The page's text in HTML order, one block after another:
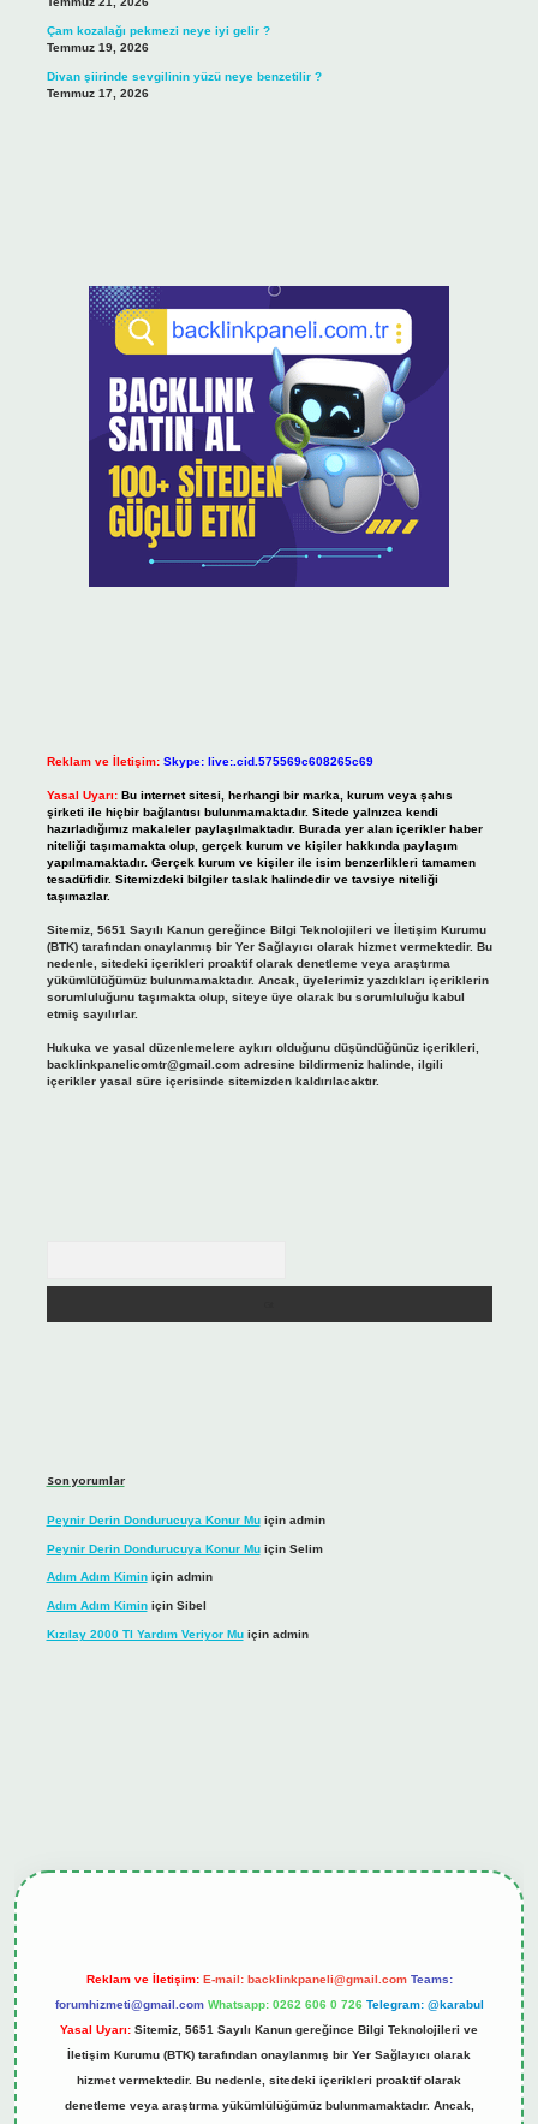
Çam kozalağı pekmezi neye iyi gelir ?
Temmuz 19, 2026
Divan şiirinde sevgilinin yüzü neye benzetilir ?
Temmuz 17, 2026
Reklam ve İletişim: Skype: live:.cid.575569c608265c69
Yasal Uyarı: Bu internet sitesi, herhangi bir marka, kurum veya şahıs
şirketi ile hiçbir bağlantısı bulunmamaktadır. Sitede yalnızca kendi
hazırladığımız makaleler paylaşılmaktadır. Burada yer alan içerikler haber
niteliği taşımamakta olup, gerçek kurum ve kişiler hakkında paylaşım
yapılmamaktadır. Gerçek kurum ve kişiler ile isim benzerlikleri tamamen
tesadüfidir. Sitemizdeki bilgiler taslak halindedir ve tavsiye niteliği
taşımazlar.
Sitemiz, 5651 Sayılı Kanun gereğince Bilgi Teknolojileri ve İletişim Kurumu
(BTK) tarafından onaylanmış bir Yer Sağlayıcı olarak hizmet vermektedir. Bu
nedenle, sitedeki içerikleri proaktif olarak denetleme veya araştırma
yükümlülüğümüz bulunmamaktadır. Ancak, üyelerimiz yazdıkları içeriklerin
sorumluluğunu taşımakta olup, siteye üye olarak bu sorumluluğu kabul
etmiş sayılırlar.
Hukuka ve yasal düzenlemelere aykırı olduğunu düşündüğünüz içerikleri,
backlinkpanelicomtr@gmail.comadresine bildirmeniz halinde, ilgili
içerikler yasal süre içerisinde sitemizden kaldırılacaktır.
Son yorumlar
Peynir Derin Dondurucuya Konur Muiçin admin
Peynir Derin Dondurucuya Konur Muiçin Selim
Adım Adım Kiminiçin admin
Adım Adım Kiminiçin Sibel
Kızılay 2000 Tl Yardım Veriyor Muiçin admin
Reklam ve İletişim: E-mail: backlinkpaneli@gmail.com Teams:
forumhizmeti@gmail.com Whatsapp: 0262 606 0 726 Telegram: @karabul
Yasal Uyarı: Sitemiz, 5651 Sayılı Kanun gereğince Bilgi Teknolojileri ve
İletişim Kurumu (BTK) tarafından onaylanmış bir Yer Sağlayıcı olarak
hizmet vermektedir. Bu nedenle, sitedeki içerikleri proaktif olarak
denetleme veya araştırma yükümlülüğümüz bulunmamaktadır. Ancak,